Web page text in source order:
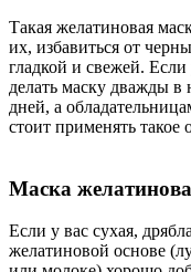
Такая желатиновая
их, избавиться от
гладкой и свежей.
делать маску дважды в
дней, а
стоит применять
Маска
Если у вас сухая,
желатиновой основе